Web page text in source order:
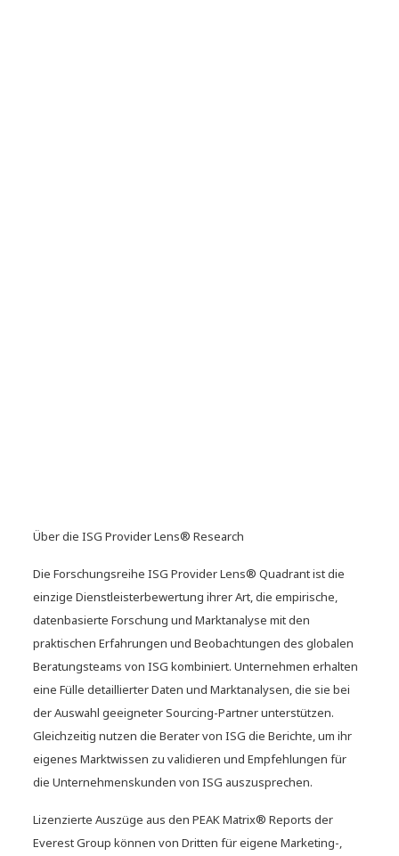
The Agentic Enterprise – Swiss
Executive Forum
Über die ISG Provider Lens® Research
Die Forschungsreihe ISG Provider Lens® Quadrant ist die
einzige Dienstleisterbewertung ihrer Art, die empirische,
datenbasierte Forschung und Marktanalyse mit den
praktischen Erfahrungen und Beobachtungen des globalen
Beratungsteams von ISG kombiniert. Unternehmen erhalten
eine Fülle detaillierter Daten und Marktanalysen, die sie bei
der Auswahl geeigneter Sourcing-Partner unterstützen.
Gleichzeitig nutzen die Berater von ISG die Berichte, um ihr
eigenes Marktwissen zu validieren und Empfehlungen für
die Unternehmenskunden von ISG auszusprechen.
Lizenzierte Auszüge aus den PEAK Matrix® Reports der
Everest Group können von Dritten für eigene Marketing-,